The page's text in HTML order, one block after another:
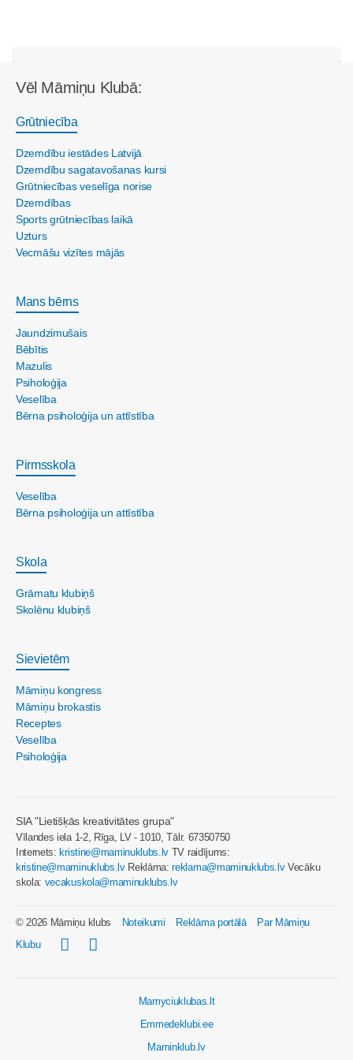
Vēl Māmiņu Klubā:
Grūtniecība
Dzemdību iestādes Latvijā
Dzemdību sagatavošanas kursi
Grūtniecības veselīga norise
Dzemdības
Sports grūtniecības laikā
Uzturs
Vecmāšu vizītes mājās
Mans bērns
Jaundzimušais
Bēbītis
Mazulis
Psiholoģija
Veselība
Bērna psiholoģija un attīstība
Pirmsskola
Veselība
Bērna psiholoģija un attīstība
Skola
Grāmatu klubiņš
Skolēnu klubiņš
Sievietēm
Māmiņu kongress
Māmiņu brokastis
Receptes
Veselība
Psiholoģija
SIA "Lietišķās kreativitātes grupa"
Vīlandes iela 1-2, Rīga, LV - 1010, Tālr. 67350750
Internets:kristine@maminuklubs.lv TV raidījums:
kristine@maminuklubs.lvReklāma:reklama@maminuklubs.lvVecāku
skola: vecakuskola@maminuklubs.lv
© 2026 Māmiņu klubs Noteikumi Reklāma portālā
Par Māmiņu
Klubu
Mamyciuklubas.lt
Emmedeklubi.ee
Maminklub.lv